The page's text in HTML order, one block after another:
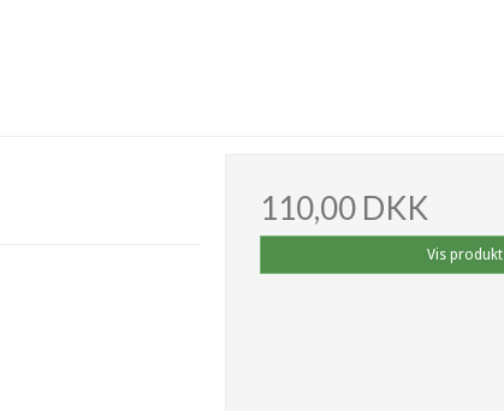
110,00 DKK
Vis produkt